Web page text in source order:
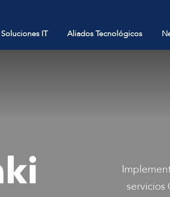
Soluciones IT Aliados Tecnológicos
servicios